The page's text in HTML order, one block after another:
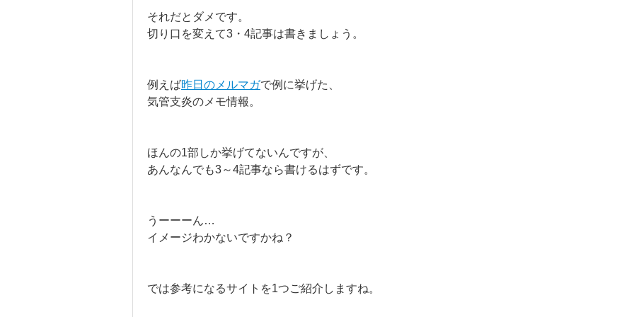
それだとダメです。
切り口を変えて3・4記事は書きましょう。
例えば昨日のメルマガで例に挙げた、
気管支炎のメモ情報。
ほんの1部しか挙げてないんですが、
あんなんでも3～4記事なら書けるはずです。
うーーーん…
イメージわかないですかね？
では参考になるサイトを1つご紹介しますね。